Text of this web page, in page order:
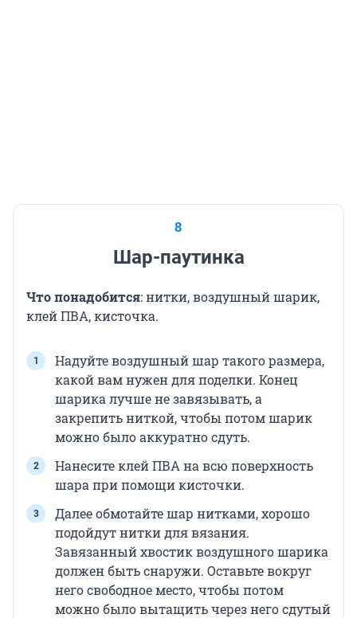
8
Шар-паутинка
Что понадобится: нитки, воздушный шарик,
клей ПВА, кисточка.
Надуйте воздушный шар такого размера,
какой вам нужен для поделки. Конец
шарика лучше не завязывать, а
закрепить ниткой, чтобы потом шарик
можно было аккуратно сдуть.
Нанесите клей ПВА на всю поверхность
шара при помощи кисточки.
Далее обмотайте шар нитками, хорошо
подойдут нитки для вязания.
Завязанный хвостик воздушного шарика
должен быть снаружи. Оставьте вокруг
него свободное место, чтобы потом
можно было вытащить через него сдутый